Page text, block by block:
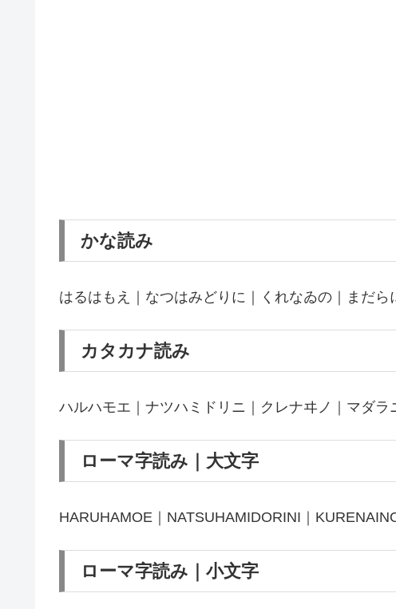
かな読み
はるはもえ｜なつはみどりに｜くれなゐの｜まだら
カタカナ読み
ハルハモエ｜ナツハミドリニ｜クレナヰノ｜マダラ
ローマ字読み｜大文字
HARUHAMOE｜NATSUHAMIDORINI｜
ローマ字読み｜小文字